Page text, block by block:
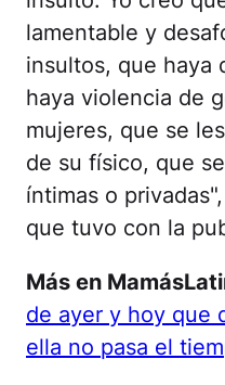
lamentable y
insultos, que haya
haya violencia de
mujeres, que se
de su físico, que
íntimas o
que tuvo con la
Más en
de ayer y hoy que
ella no pasa el